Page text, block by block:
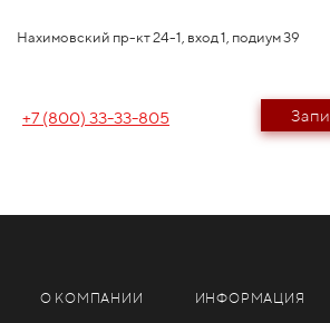
Нахимовский пр-кт 24-1, вход 1, подиум 39
+7 (800) 33-33-805
О КОМПАНИИ ИНФОРМАЦИЯ